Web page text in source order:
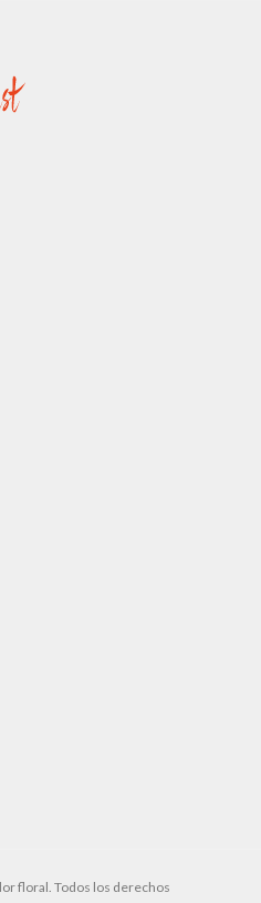
floral. Todos los derechos